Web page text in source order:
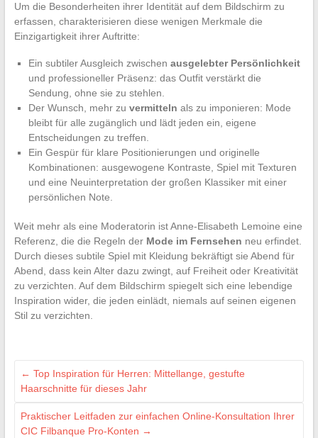
Um die Besonderheiten ihrer Identität auf dem Bildschirm zu
erfassen, charakterisieren diese wenigen Merkmale die
Einzigartigkeit ihrer Auftritte:
Ein subtiler Ausgleich zwischen ausgelebter Persönlichkeit
und professioneller Präsenz: das Outfit verstärkt die
Sendung, ohne sie zu stehlen.
Der Wunsch, mehr zu vermitteln als zu imponieren: Mode
bleibt für alle zugänglich und lädt jeden ein, eigene
Entscheidungen zu treffen.
Ein Gespür für klare Positionierungen und originelle
Kombinationen: ausgewogene Kontraste, Spiel mit Texturen
und eine Neuinterpretation der großen Klassiker mit einer
persönlichen Note.
Weit mehr als eine Moderatorin ist Anne-Elisabeth Lemoine eine
Referenz, die die Regeln der Mode im Fernsehen neu erfindet.
Durch dieses subtile Spiel mit Kleidung bekräftigt sie Abend für
Abend, dass kein Alter dazu zwingt, auf Freiheit oder Kreativität
zu verzichten. Auf dem Bildschirm spiegelt sich eine lebendige
Inspiration wider, die jeden einlädt, niemals auf seinen eigenen
Stil zu verzichten.
← Top Inspiration für Herren: Mittellange, gestufte
Haarschnitte für dieses Jahr
Praktischer Leitfaden zur einfachen Online-Konsultation Ihrer
CIC Filbanque Pro-Konten →